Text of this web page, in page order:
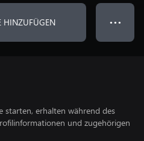
HINZUFÜGEN ● ● ●
starten, erhalten während des
und zugehörigen